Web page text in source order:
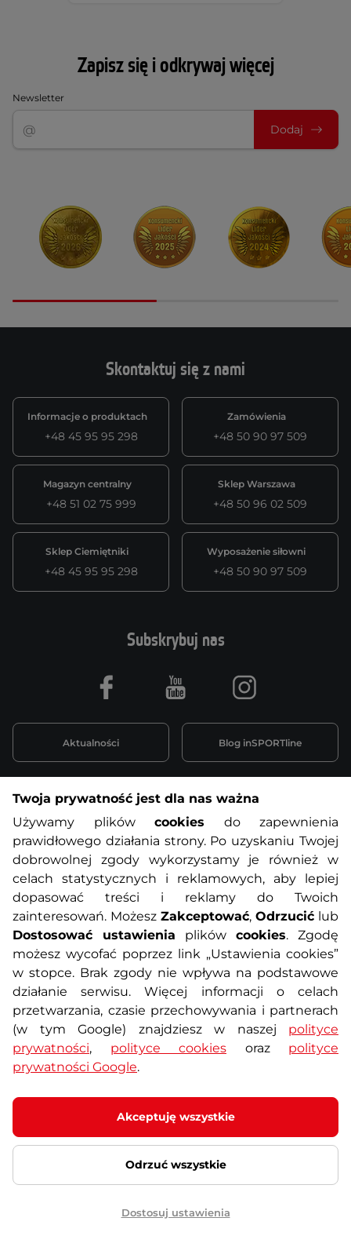
Zapisz się i odkrywaj więcej
Newsletter
Dodaj
Skontaktuj się z nami
Informacje o produktach
+48 45 95 95 298
Zamówienia
+48 50 90 97 509
Magazyn centralny
+48 51 02 75 999
Sklep Warszawa
+48 50 96 02 509
Sklep Ciemiętniki
+48 45 95 95 298
Wyposażenie siłowni
+48 50 90 97 509
Informacje o zakupach
O nas Regulamin sklepu
Polityka prywatności Koszty przesyłek
Metody płatności Program lojalnościowy
Usługi dodatkowe Reklamacje i serwis
Formularz kontaktowy Wyposażenie siłowni
Subskrybuj nas
Aktualności Blog inSPORTline
Facebook Youtube Instagram
Twoja prywatność jest dla nas ważna
Używamy plików cookies do zapewnienia
prawidłowego działania strony. Po uzyskaniu Twojej
dobrowolnej zgody wykorzystamy je również w
celach statystycznych i reklamowych, aby lepiej
dopasować treści i reklamy do Twoich
zainteresowań. Możesz Zakceptować, Odrzucić lub
Dostosować ustawienia plików cookies. Zgodę
możesz wycofać poprzez link „Ustawienia cookies”
w stopce. Brak zgody nie wpływa na podstawowe
działanie serwisu. Więcej informacji o celach
przetwarzania, czasie przechowywania i partnerach
(w tym Google) znajdziesz w naszej polityce
prywatności, polityce cookies oraz polityce
prywatności Google.
Akceptuję wszystkie
Odrzuć wszystkie
Dostosuj ustawienia